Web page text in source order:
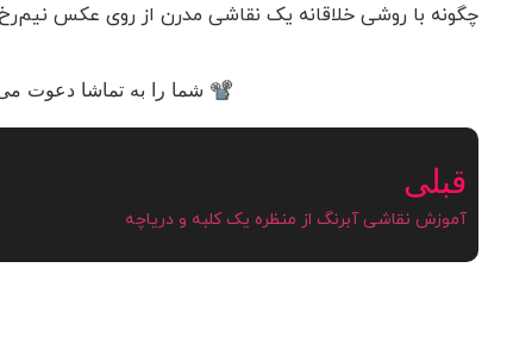
چگونه با روشی خلاقانه یک نقاشی مدرن از روی عکس
📽 شما را به تماشا دعوت
قبلی
آموزش نقاشی آبرنگ از منظره یک کلبه و دریاچه